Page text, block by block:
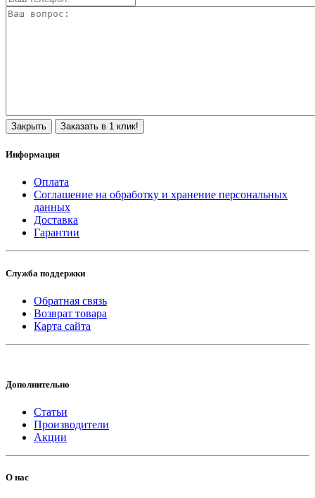
Закрыть Заказать в 1 клик!
Информация
Оплата
Соглашение на обработку и хранение персональных
данных
Доставка
Гарантии
Служба поддержки
Обратная связь
Возврат товара
Карта сайта
Дополнительно
Статьи
Производители
Акции
О нас